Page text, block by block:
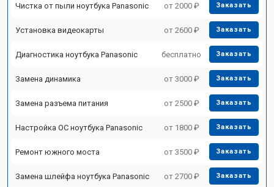
Чистка от пыли ноутбука Panasonic от 2000 ₽ Заказать
Установка видеокарты от 2600 ₽ Заказать
Диагностика ноутбука Panasonic бесплатно Заказать
Замена динамика от 3000 ₽ Заказать
Замена разъема питания от 2500 ₽ Заказать
Настройка ОС ноутбука Panasonic от 1800 ₽ Заказать
Ремонт южного моста от 3500 ₽ Заказать
Замена шлейфа ноутбука Panasonic от 2700 ₽ Заказать